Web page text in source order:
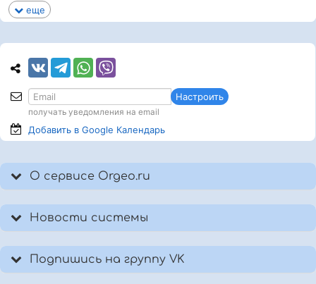
еще
Настроить
получать уведомления на email
Добавить в Google Календарь
О сервисе Orgeo.ru
Новости системы
Подпишись на группу VK